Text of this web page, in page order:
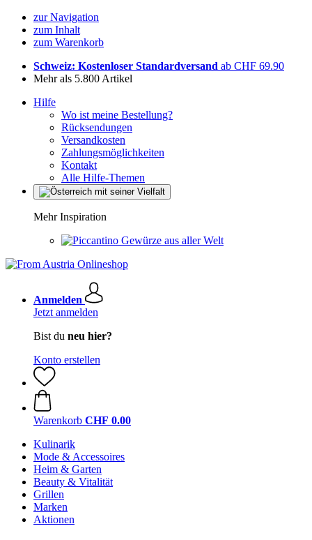
zur Navigation
zum Inhalt
zum Warenkorb
Schweiz: Kostenloser Standardversand ab CHF 69.90
Mehr als 5.800 Artikel
Hilfe
Wo ist meine Bestellung?
Rücksendungen
Versandkosten
Zahlungsmöglichkeiten
Kontakt
Alle Hilfe-Themen
Mehr Inspiration
Gewürze aus aller Welt
Anmelden
Jetzt anmelden
Bist du neu hier?
Konto erstellen
Warenkorb CHF 0.00
Kulinarik
Mode & Accessoires
Heim & Garten
Beauty & Vitalität
Grillen
Marken
Aktionen